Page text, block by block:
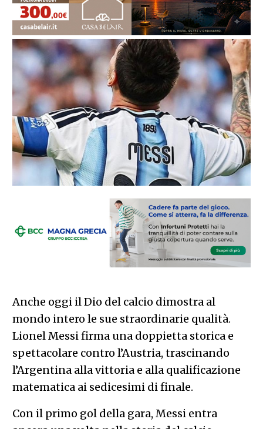
Anche oggi il Dio del calcio dimostra al
mondo intero le sue straordinarie qualità.
Lionel Messi firma una doppietta storica e
spettacolare contro l’Austria, trascinando
l’Argentina alla vittoria e alla qualificazione
matematica ai sedicesimi di finale.
Con il primo gol della gara, Messi entra